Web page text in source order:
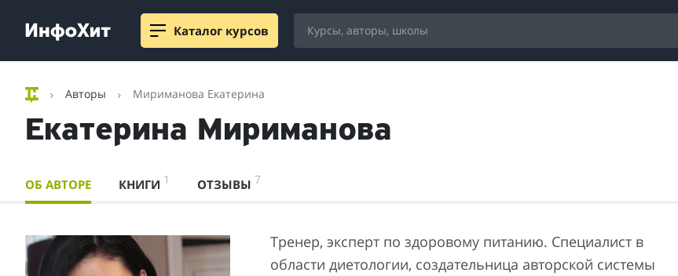
Каталог курсов
Авторы Мириманова Екатерина
Екатерина Мириманова
ОБ АВТОРЕ КНИГИ 1 ОТЗЫВЫ 7
Тренер, эксперт по здоровому питанию. Специалист в
области диетологии, создательница авторской системы